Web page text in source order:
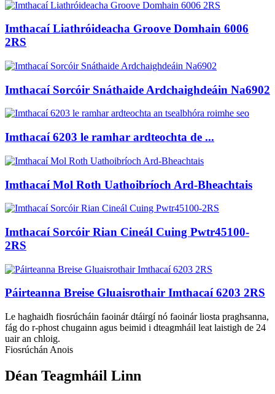
Imthacaí Liathróideacha Groove Domhain 6006
2RS
Imthacaí Sorcóir Snáthaide Ardchaighdeáin Na6902
Imthacaí 6203 le ramhar ardteochta de ...
Imthacaí Mol Roth Uathoibríoch Ard-Bheachtais
Imthacaí Sorcóir Rian Cineál Cuing Pwtr45100-
2RS
Páirteanna Breise Gluaisrothair Imthacaí 6203 2RS
Le haghaidh fiosrúcháin faoinár dtáirgí nó faoinár liosta praghsanna,
fág do r-phost chugainn agus beimid i dteagmháil leat laistigh de 24
uair an chloig.
Fiosrúchán Anois
Déan Teagmháil Linn